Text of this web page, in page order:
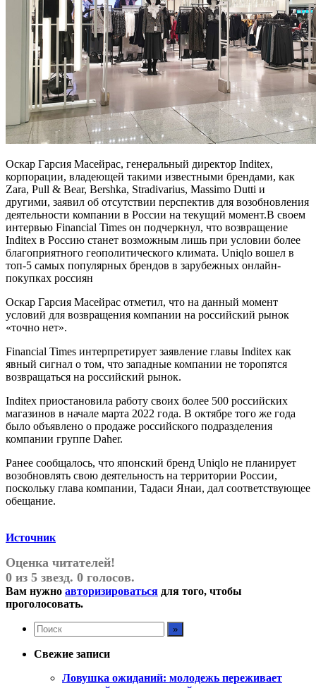
Оскар Гарсия Масейрас, генеральный директор Inditex,
корпорации, владеющей такими известными брендами, как
Zara, Pull & Bear, Bershka, Stradivarius, Massimo Dutti и
другими, заявил об отсутствии перспектив для возобновления
деятельности компании в России на текущий момент.В своем
интервью Financial Times он подчеркнул, что возвращение
Inditex в Россию станет возможным лишь при условии более
благоприятного геополитического климата. Uniqlo вошел в
топ-5 самых популярных брендов в зарубежных онлайн-
покупках россиян
Оскар Гарсия Масейрас отметил, что на данный момент
условий для возвращения компании на российский рынок
«точно нет».
Financial Times интерпретирует заявление главы Inditex как
явный сигнал о том, что западные компании не торопятся
возвращаться на российский рынок.
Inditex приостановила работу своих более 500 российских
магазинов в начале марта 2022 года. В октябре того же года
было объявлено о продаже российского подразделения
компании группе Daher.
Ранее сообщалось, что японский бренд Uniqlo не планирует
возобновлять свою деятельность на территории России,
поскольку глава компании, Тадаси Янаи, дал соответствующее
обещание.
Источник
Оценка читателей!
0 из 5 звезд. 0 голосов.
Вам нужно авторизироваться для того, чтобы
проголосовать.
Свежие записи
Ловушка ожиданий: молодежь переживает